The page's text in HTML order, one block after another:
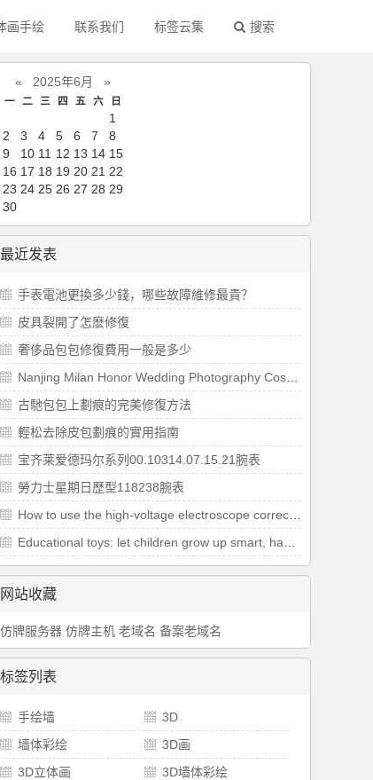
画手绘 联系我们 标签云集 搜索
« 2025年6月 »
一 二 三 四 五 六 日
1
2
3 4 5 6 7
8
9
10 11 12 13 14 15
16 17 18 19 20 21 22
23 24 25 26 27 28 29
30
最近发表
​手表電池更換多少錢，哪些故障維修最貴？
​皮具裂開了怎麽修復
​奢侈品包包修復費用一般是多少
古馳包包上劃痕的完美修復方法
​輕松去除皮包劃痕的實用指南
宝齐莱爱德玛尔系列00.10314.07.15.21腕表
勞力士星期日歷型118238腕表
网站收藏
仿牌服务器 仿牌主机 老域名 备案老域名
标签列表
手绘墙
3D
墙体彩绘
3D画
3D立体画
3D墙体彩绘